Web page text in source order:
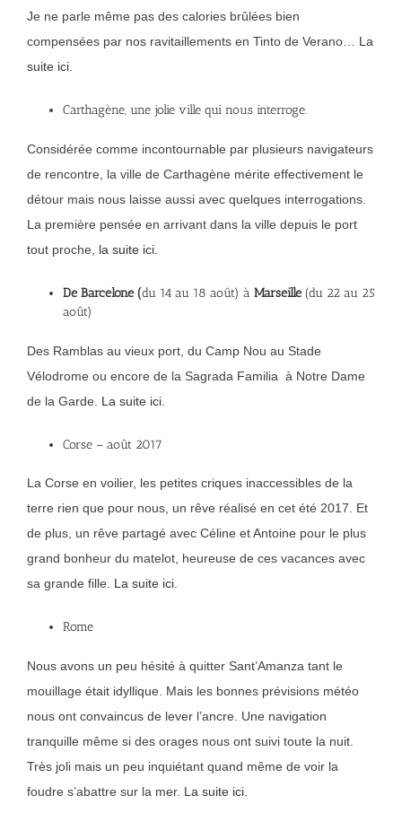
Je ne parle même pas des calories brûlées bien
compensées par nos ravitaillements en Tinto de Verano… La
suite ici.
Carthagène, une jolie ville qui nous interroge.
Considérée comme incontournable par plusieurs navigateurs
de rencontre, la ville de Carthagène mérite effectivement le
détour mais nous laisse aussi avec quelques interrogations.
La première pensée en arrivant dans la ville depuis le port
tout proche, la suite ici.
De Barcelone (du 14 au 18 août) à Marseille (du 22 au 25
août)
Des Ramblas au vieux port, du Camp Nou au Stade
Vélodrome ou encore de la Sagrada Familia à Notre Dame
de la Garde. La suite ici.
Corse – août 2017
La Corse en voilier, les petites criques inaccessibles de la
terre rien que pour nous, un rêve réalisé en cet été 2017. Et
de plus, un rêve partagé avec Céline et Antoine pour le plus
grand bonheur du matelot, heureuse de ces vacances avec
sa grande fille. La suite ici.
Rome
Nous avons un peu hésité à quitter Sant’Amanza tant le
mouillage était idyllique. Mais les bonnes prévisions météo
nous ont convaincus de lever l’ancre. Une navigation
tranquille même si des orages nous ont suivi toute la nuit.
Très joli mais un peu inquiétant quand même de voir la
foudre s’abattre sur la mer. La suite ici.